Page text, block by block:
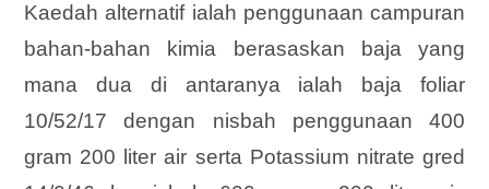
Kaedah alternatif ialah penggunaan campuran
bahan-bahan kimia berasaskan baja yang
mana dua di antaranya ialah baja foliar
10/52/17 dengan nisbah penggunaan 400
gram 200 liter air serta Potassium nitrate gred